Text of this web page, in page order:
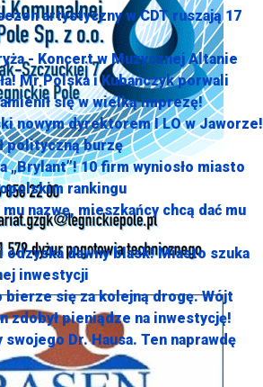
artystyczny w CDT ruszają 17
- Koncert w Muzycznej Altanie
Mr Polska i Kubańczyk porwali
się w wielką imprezę!
nowym dyrektorem I LO w Jaworze!
polityczną burzę
„Brylant”! 10 firm wyniosło miasto
rankingu
nazwę, mieszkańcy chcą dać mu
odzyska dawny blask! Miasto szuka
inwestycji
bierze się za kolejną drogę. Wójt
zdobył pieniądze na inwestycję!
swojego Dr. Hausa. Ten naprawdę